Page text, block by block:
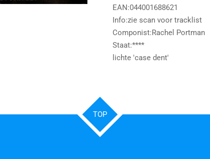
EAN:044001688621
Info:zie scan voor tracklist
Componist:Rachel Portman
Staat:****
lichte 'case dent'
TOP